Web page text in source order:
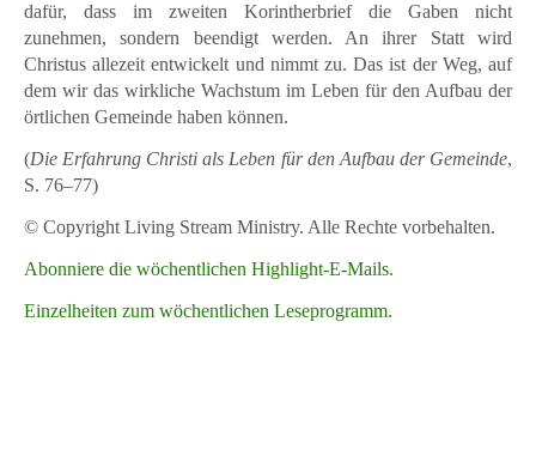
dafür, dass im zweiten Korintherbrief die Gaben nicht
zunehmen, sondern beendigt werden. An ihrer Statt wird
Christus allezeit entwickelt und nimmt zu. Das ist der Weg, auf
dem wir das wirkliche Wachstum im Leben für den Aufbau der
örtlichen Gemeinde haben können.
(Die Erfahrung Christi als Leben für den Aufbau der Gemeinde,
S. 76–77)
© Copyright Living Stream Ministry. Alle Rechte vorbehalten.
Abonniere die wöchentlichen Highlight-E-Mails.
Einzelheiten zum wöchentlichen Leseprogramm.